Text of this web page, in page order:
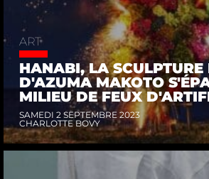
ART
HANABI, LA SCULPTURE
D'AZUMA MAKOTO
MILIEU DE FEUX
SAMEDI 2 SEPTEMBRE 2023
CHARLOTTE BOVY